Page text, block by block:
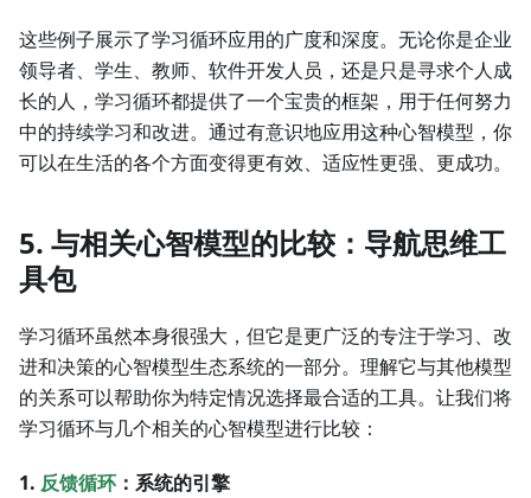
这些例子展示了学习循环应用的广度和深度。无论你是企业
领导者、学生、教师、软件开发人员，还是只是寻求个人成
长的人，学习循环都提供了一个宝贵的框架，用于任何努力
中的持续学习和改进。通过有意识地应用这种心智模型，你
可以在生活的各个方面变得更有效、适应性更强、更成功。
5. 与相关心智模型的比较：导航思维工
具包
学习循环虽然本身很强大，但它是更广泛的专注于学习、改
进和决策的心智模型生态系统的一部分。理解它与其他模型
的关系可以帮助你为特定情况选择最合适的工具。让我们将
学习循环与几个相关的心智模型进行比较：
1. 反馈循环：系统的引擎